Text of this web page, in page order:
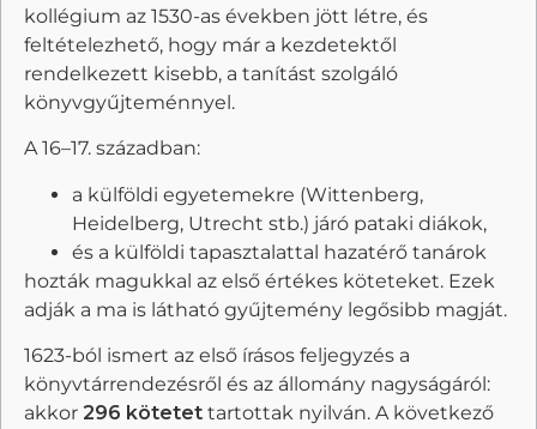
kollégium az 1530-as években jött létre, és
feltételezhető, hogy már a kezdetektől
rendelkezett kisebb, a tanítást szolgáló
könyvgyűjteménnyel.
A 16–17. században:
a külföldi egyetemekre (Wittenberg,
Heidelberg, Utrecht stb.) járó pataki diákok,
és a külföldi tapasztalattal hazatérő tanárok
hozták magukkal az első értékes köteteket. Ezek
adják a ma is látható gyűjtemény legősibb magját.
1623-ból ismert az első írásos feljegyzés a
könyvtárrendezésről és az állomány nagyságáról:
akkor 296 kötetettartottak nyilván. A következő